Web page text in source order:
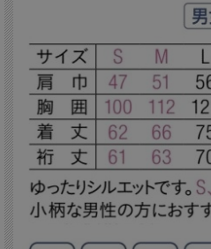
柔らかでシワになりにくい、ゆったりシル